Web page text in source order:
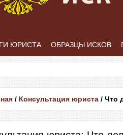
ЮРИСТА ОБРАЗЦЫ ИСКОВ
/ Консультация юриста / Что